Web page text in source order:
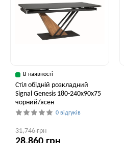
В наявності
Стіл обідній розкладний
Signal Genesis 180-240x90x75
чорний/ясен
0 відгуків
31,746 грн